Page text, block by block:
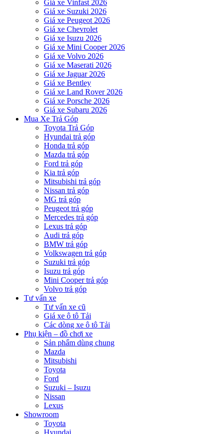
Giá xe Vinfast 2026
Giá xe Suzuki 2026
Giá xe Peugeot 2026
Giá xe Chevrolet
Giá xe Isuzu 2026
Giá xe Mini Cooper 2026
Giá xe Volvo 2026
Giá xe Maserati 2026
Giá xe Jaguar 2026
Giá xe Bentley
Giá xe Land Rover 2026
Giá xe Porsche 2026
Giá xe Subaru 2026
Mua Xe Trả Góp
Toyota Trả Góp
Hyundai trả góp
Honda trả góp
Mazda trả góp
Ford trả góp
Kia trả góp
Mitsubishi trả góp
Nissan trả góp
MG trả góp
Peugeot trả góp
Mercedes trả góp
Lexus trả góp
Audi trả góp
BMW trả góp
Volkswagen trả góp
Suzuki trả góp
Isuzu trả góp
Mini Cooper trả góp
Volvo trả góp
Tư vấn xe
Tư vấn xe cũ
Giá xe ô tô Tải
Các dòng xe ô tô Tải
Phụ kiện – đồ chơi xe
Sản phẩm dùng chung
Mazda
Mitsubishi
Toyota
Ford
Suzuki – Isuzu
Nissan
Lexus
Showroom
Toyota
Hyundai